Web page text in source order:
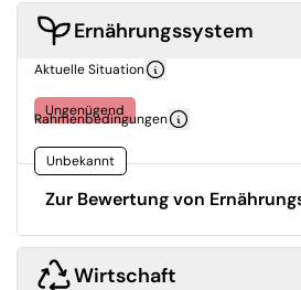
Ernährungssystem
Aktuelle Situation
Ungenügend
Rahmenbedingungen
Unbekannt
Zur Bewertung von
Wirtschaft